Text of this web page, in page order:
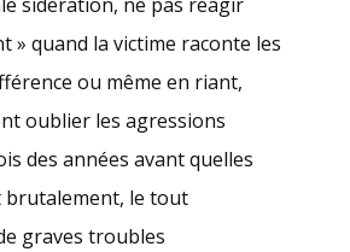
» quand la victime raconte les
ou même en riant,
oublier les agressions
des années avant quelles
brutalement, le tout
graves troubles